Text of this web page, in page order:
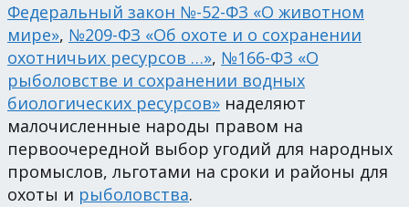
Федеральный закон №-52-ФЗ «О животном
мире», №209-ФЗ «Об охоте и о сохранении
охотничьих ресурсов …», №166-ФЗ «О
рыболовстве и сохранении водных
биологических ресурсов» наделяют
малочисленные народы правом на
первоочередной выбор угодий для народных
промыслов, льготами на сроки и районы для
охоты и рыболовства.